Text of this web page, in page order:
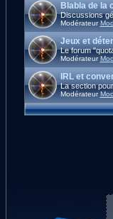
Blabla de la
Discussions
Modérateur
Jeux et
Le forum
Modérateur
IRL et
La section
Modérateur